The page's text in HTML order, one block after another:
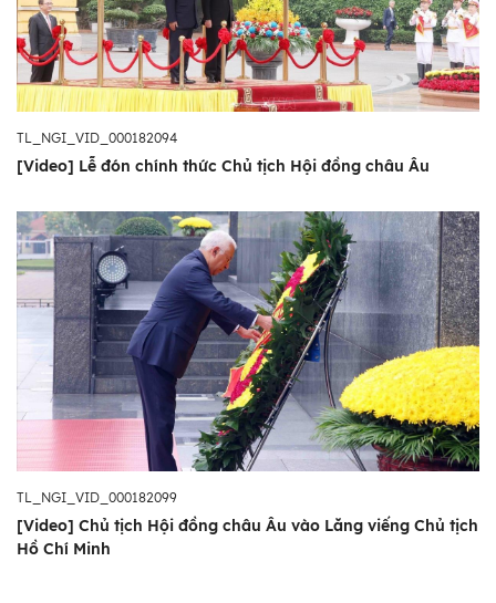
TL_NGI_VID_000182094
[Video] Lễ đón chính thức Chủ tịch Hội đồng châu Âu
TL_NGI_VID_000182099
[Video] Chủ tịch Hội đồng châu Âu vào Lăng viếng Chủ tịch
Hồ Chí Minh